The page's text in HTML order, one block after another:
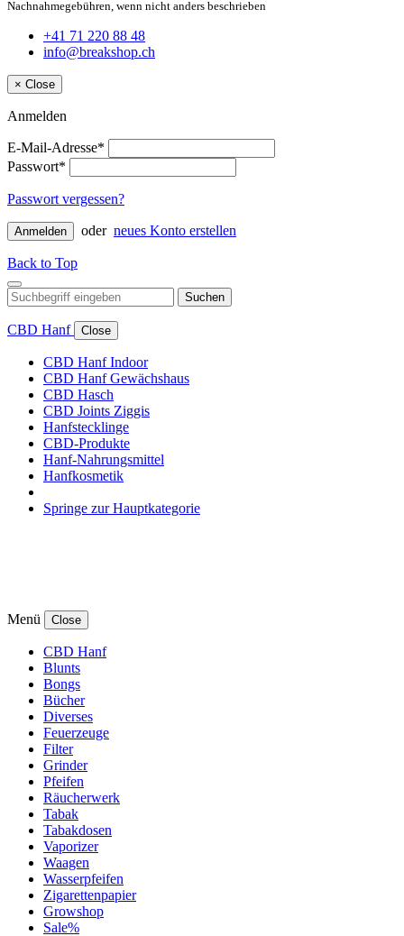
Nachnahmegebühren, wenn nicht anders beschrieben
+41 71 220 88 48
info@breakshop.ch
× Close
Anmelden
E-Mail-Adresse*
Passwort*
Passwort vergessen?
Anmelden oder neues Konto erstellen
Back to Top
Suchen
CBD Hanf Close
CBD Hanf Indoor
CBD Hanf Gewächshaus
CBD Hasch
CBD Joints Ziggis
Hanfstecklinge
CBD-Produkte
Hanf-Nahrungsmittel
Hanfkosmetik
Springe zur Hauptkategorie
Menü Close
CBD Hanf
Blunts
Bongs
Bücher
Diverses
Feuerzeuge
Filter
Grinder
Pfeifen
Räucherwerk
Tabak
Tabakdosen
Vaporizer
Waagen
Wasserpfeifen
Zigarettenpapier
Growshop
Sale%